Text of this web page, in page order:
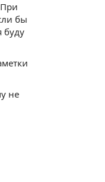
бы
буду
не